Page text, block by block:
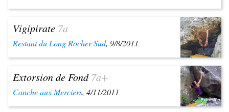
Vigipirate 7a
Restant du Long Rocher Sud, 9/8/2011
Extorsion de Fond 7a+
Canche aux Merciers, 4/11/2011